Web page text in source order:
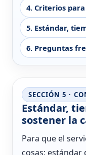
4. Criterios
5. Estándar,
6. Preguntas
SECCIÓN 5 ·
Estándar,
sostener la
Para que el
cosas: